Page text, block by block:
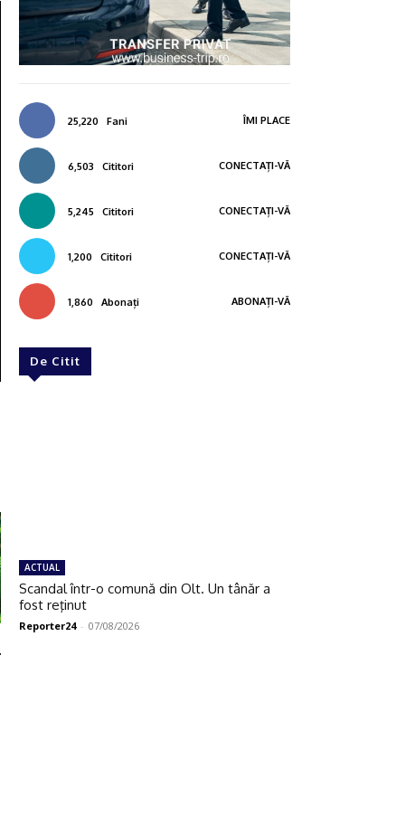
25,220 Fani ÎMI PLACE
6,503 Cititori CONECTAȚI-VĂ
5,245 Cititori CONECTAȚI-VĂ
1,200 Cititori CONECTAȚI-VĂ
1,860 Abonați ABONAȚI-VĂ
De Citit
ACTUAL
Scandal într-o comună din Olt. Un tânăr a
fost reţinut
Reporter24 - 07/08/2026